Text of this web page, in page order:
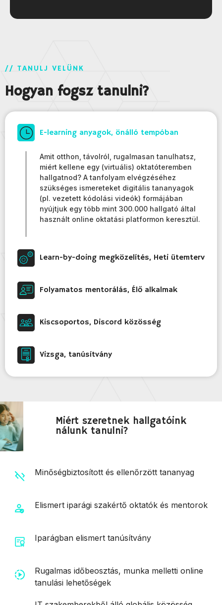
// TANULJ VELÜNK
Hogyan fogsz tanulni?
E-learning anyagok, önálló tempóban
Amit otthon, távolról, rugalmasan tanulhatsz,
miért kellene egy (virtuális) oktatóteremben
hallgatnod? A tanfolyam elvégzéséhez
szükséges ismereteket digitális tananyagok
(pl. vezetett kódolási videók) formájában
nyújtjuk egy több mint 300.000 hallgató által
használt online oktatási platformon keresztül.
Learn-by-doing megközelítés, Heti ütemterv
Folyamatos mentorálás, Élő alkalmak
Kiscsoportos, Discord közösség
Vizsga, tanúsítvány
Miért szeretnek hallgatóink
nálunk tanulni?
Minőségbiztosított és ellenőrzött tananyag
Elismert iparági szakértő oktatók és mentorok
Iparágban elismert tanúsítvány
Rugalmas időbeosztás, munka melletti online
tanulási lehetőségek